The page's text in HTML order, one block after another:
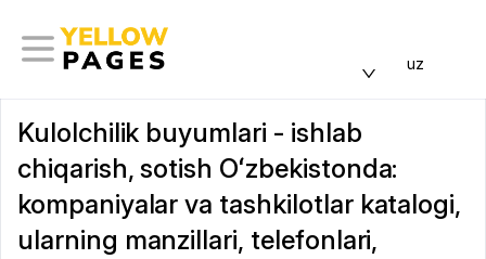
uz
Kulolchilik buyumlari - ishlab
chiqarish, sotish Oʻzbekistonda:
kompaniyalar va tashkilotlar katalogi,
ularning manzillari, telefonlari,